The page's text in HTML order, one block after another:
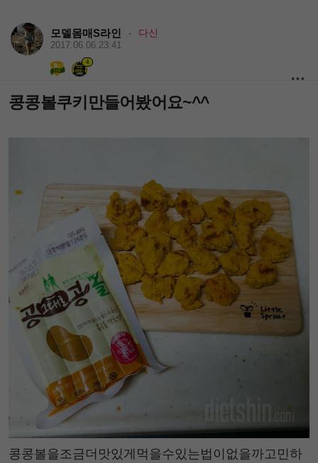
모델몸매S라인 · 다신
2017.06.06 23:41
4
콩콩볼쿠키만들어봤어요~^^
콩콩볼을조금더맛있게먹을수있는법이없을까고민하